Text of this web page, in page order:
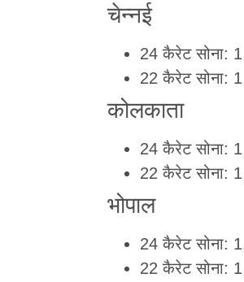
चेन्नई
24 कैरेट सोना:
22 कैरेट सोना:
कोलकाता
24 कैरेट सोना:
22 कैरेट सोना:
भोपाल
24 कैरेट सोना:
22 कैरेट सोना: